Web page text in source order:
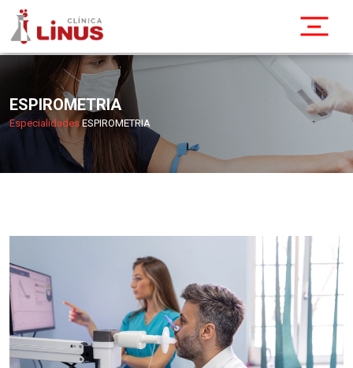
ESPIROMETRIA
Especialidades ESPIROMETRIA